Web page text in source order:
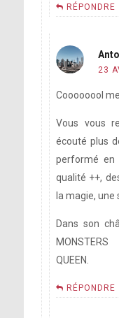
RÉPONDRE
23
Coooooool
Vous vous
écouté plus
performé en
qualité ++,
la magie, une
Dans son
QUEEN.
RÉPONDRE